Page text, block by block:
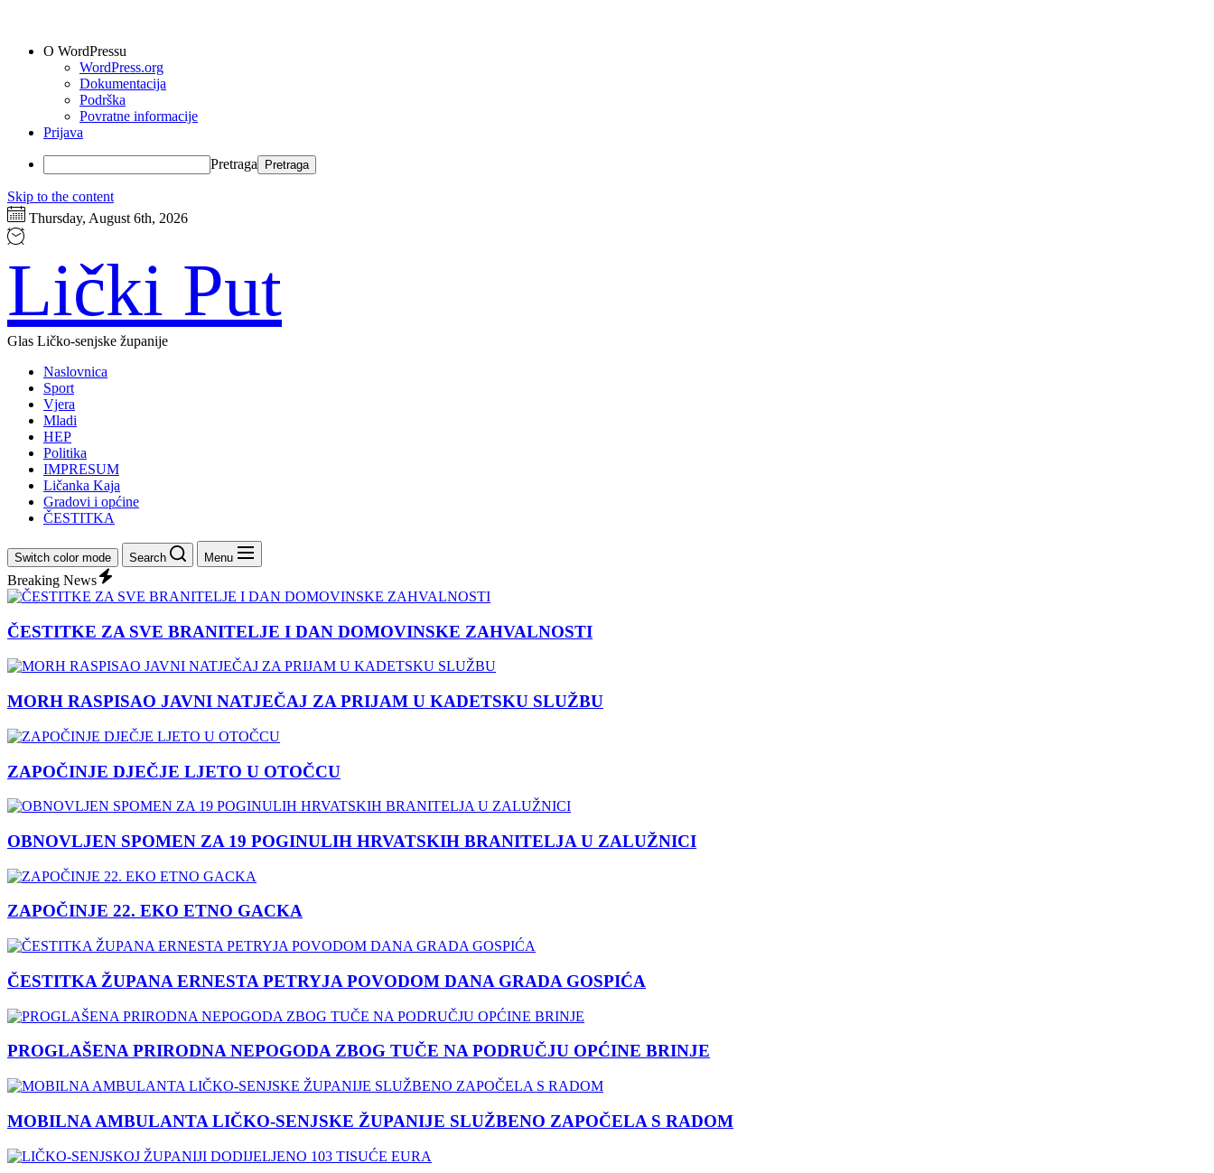
O WordPressu
WordPress.org
Dokumentacija
Podrška
Povratne informacije
Prijava
Pretraga
Skip to the content
Thursday, August 6th, 2026
Lički Put
Glas Ličko-senjske županije
Naslovnica
Sport
Vjera
Mladi
HEP
Politika
IMPRESUM
Ličanka Kaja
Gradovi i općine
ČESTITKA
Switch color mode Search Menu
Breaking News
ČESTITKE ZA SVE BRANITELJE I DAN DOMOVINSKE ZAHVALNOSTI
MORH RASPISAO JAVNI NATJEČAJ ZA PRIJAM U KADETSKU SLUŽBU
ZAPOČINJE DJEČJE LJETO U OTOČCU
OBNOVLJEN SPOMEN ZA 19 POGINULIH HRVATSKIH BRANITELJA U ZALUŽNICI
ZAPOČINJE 22. EKO ETNO GACKA
ČESTITKA ŽUPANA ERNESTA PETRYJA POVODOM DANA GRADA GOSPIĆA
PROGLAŠENA PRIRODNA NEPOGODA ZBOG TUČE NA PODRUČJU OPĆINE BRINJE
MOBILNA AMBULANTA LIČKO-SENJSKE ŽUPANIJE SLUŽBENO ZAPOČELA S RADOM